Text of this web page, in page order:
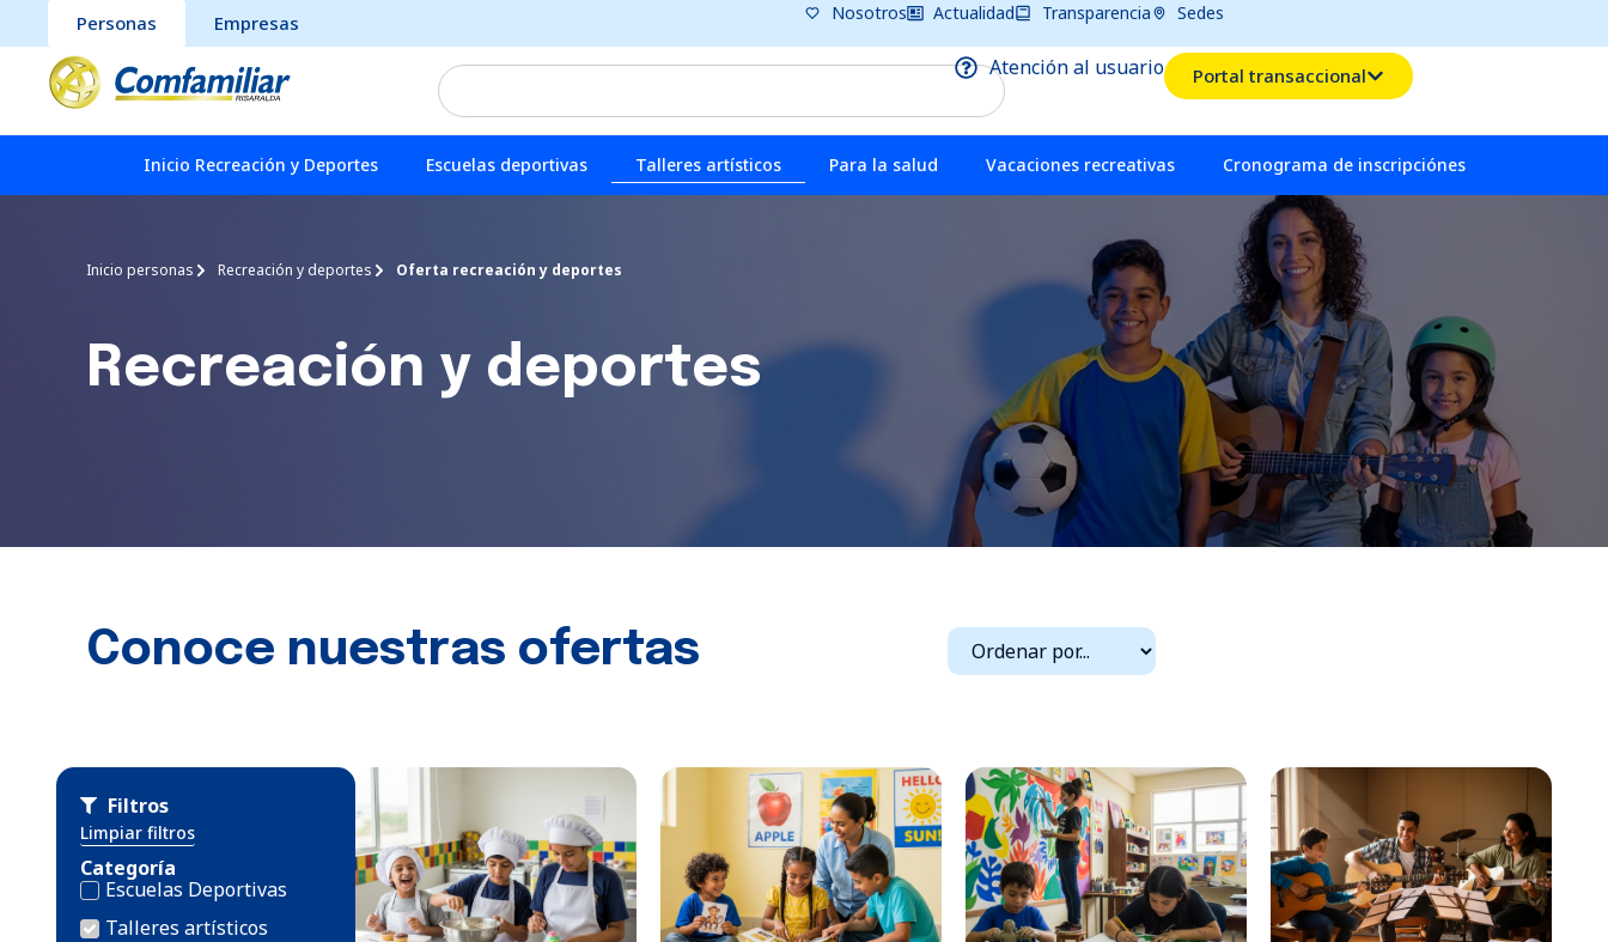
Personas Empresas Nosotros Actualidad Transparencia Sedes
Atención al usuario Portal transaccional
Inicio Recreación y Deportes Escuelas deportivas Talleres artísticos Para la salud Vacaciones recreativas Cronograma de inscripciónes
Inicio personas Recreación y deportes Oferta recreación y deportes
Recreación y deportes
Conoce nuestras ofertas
Filtros
Limpiar filtros
Categoría
Escuelas Deportivas
Talleres artísticos